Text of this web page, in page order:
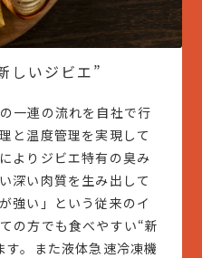
しいジビエ”
一連の流れを自社で行
と温度管理を実現して
よりジビエ特有の臭み
深い肉質を生み出して
強い」という従来のイ
の方でも食べやすい“新
す。また液体急速冷凍機